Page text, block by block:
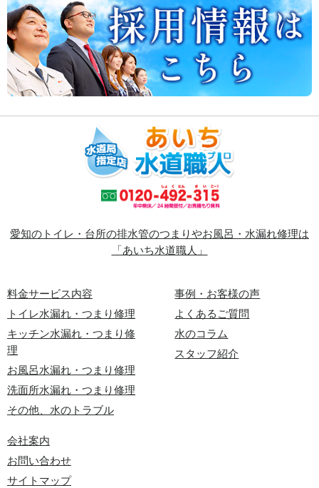
愛知のトイレ・台所の排水管のつまりやお風呂・水漏れ修理は
「あいち水道職人」
料金サービス内容
トイレ水漏れ・つまり修理
キッチン水漏れ・つまり修
理
お風呂水漏れ・つまり修理
洗面所水漏れ・つまり修理
その他、水のトラブル
事例・お客様の声
よくあるご質問
水のコラム
スタッフ紹介
会社案内
お問い合わせ
サイトマップ